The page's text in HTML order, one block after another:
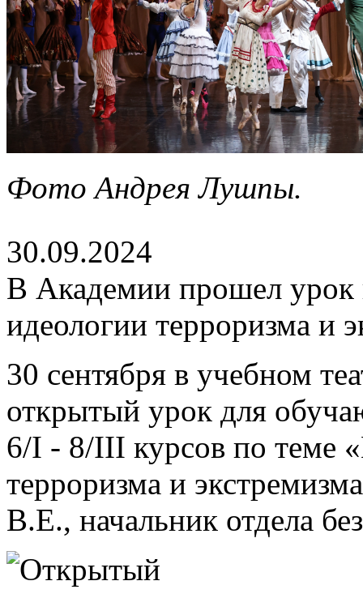
Фото Андрея Лушпы.
30.09.2024
В Академии прошел урок
идеологии терроризма и
30 сентября в учебном
открытый урок для
6/I - 8/III курсов по теме
терроризма и
В.Е., начальник отдела